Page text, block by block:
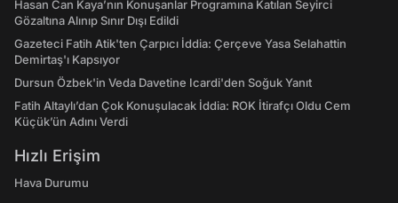
Hasan Can Kaya’nın Konuşanlar Programına Katılan Seyirci
Gözaltına Alınıp Sınır Dışı Edildi
Gazeteci Fatih Atik'ten Çarpıcı İddia: Çerçeve Yasa Selahattin
Demirtaş'ı Kapsıyor
Dursun Özbek'in Veda Davetine Icardi'den Soğuk Yanıt
Fatih Altaylı’dan Çok Konuşulacak İddia: ROK İtirafçı Oldu Cem
Küçük’ün Adını Verdi
Hızlı Erişim
Hava Durumu